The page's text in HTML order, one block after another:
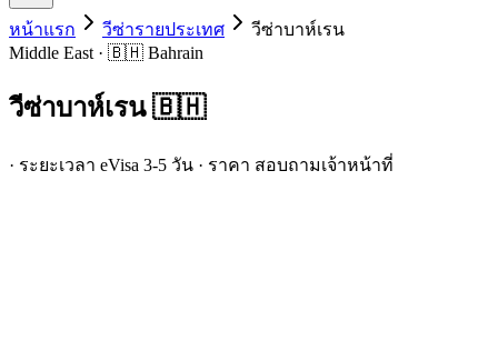
หน้าแรก วีซ่ารายประเทศ วีซ่าบาห์เรน
Middle East · 🇧🇭 Bahrain
วีซ่าบาห์เรน 🇧🇭
· ระยะเวลา eVisa 3-5 วัน · ราคา สอบถามเจ้าหน้าที่